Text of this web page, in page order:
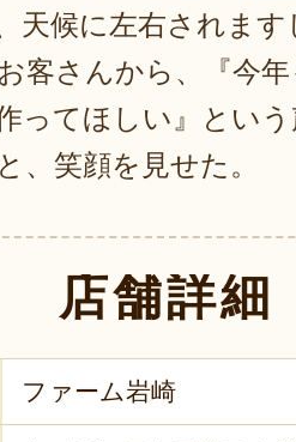
天候に左右されま
客さんから、『今
ってほしい』とい
、笑顔を見せた。
店舗詳細
ファーム岩崎